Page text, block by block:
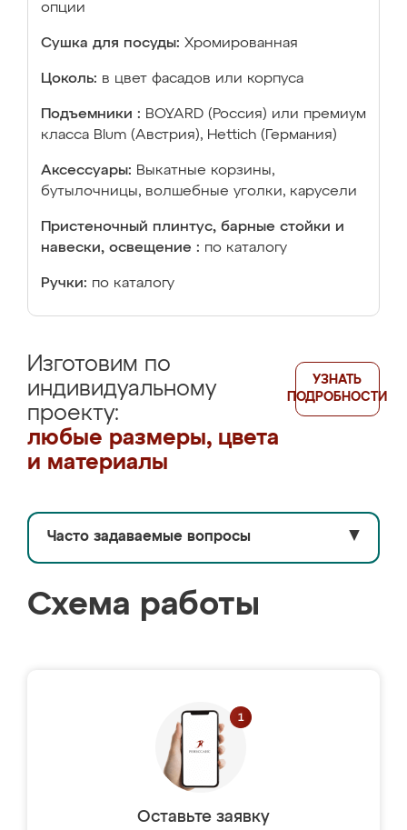
опции
Сушка для посуды: Хромированная
Цоколь: в цвет фасадов или корпуса
Подъемники : BOYARD (Россия) или премиум
класса Blum (Австрия), Hettich (Германия)
Аксессуары: Выкатные корзины,
бутылочницы, волшебные уголки, карусели
Пристеночный плинтус, барные стойки и
навески, освещение : по каталогу
Ручки: по каталогу
Изготовим по
индивидуальному
проекту:
любые размеры, цвета
и материалы
УЗНАТЬ
ПОДРОБНОСТИ
Часто задаваемые вопросы ▼
Схема работы
Оставьте заявку